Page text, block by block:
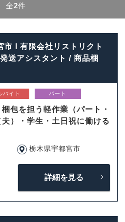
全2件
市 l 有限会社リストリクト
送アシスタント / 商品梱
バイト パート
包を担う軽作業（パート・
）・学生・土日祝に働ける
栃木県宇都宮市
詳細を見る